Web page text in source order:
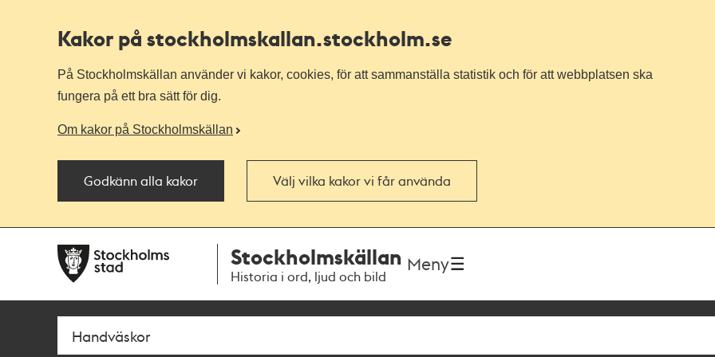
Kakor på stockholmskallan.stockholm.se
På Stockholmskällan använder vi kakor, cookies, för att sammanställa statistik och för att webbplatsen ska
fungera på ett bra sätt för dig.
Om kakor på Stockholmskällan
Godkänn alla kakor Välj vilka kakor vi får använda
navigationen
huvudinnehållet
Stockholmskällan
Historia i ord, ljud och bild
Meny
Sök